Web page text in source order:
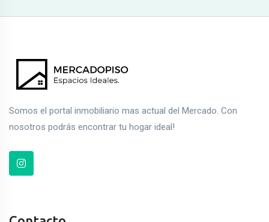
Somos el portal inmobiliario mas actual del Mercado. Con
nosotros podrás encontrar tu hogar ideal!